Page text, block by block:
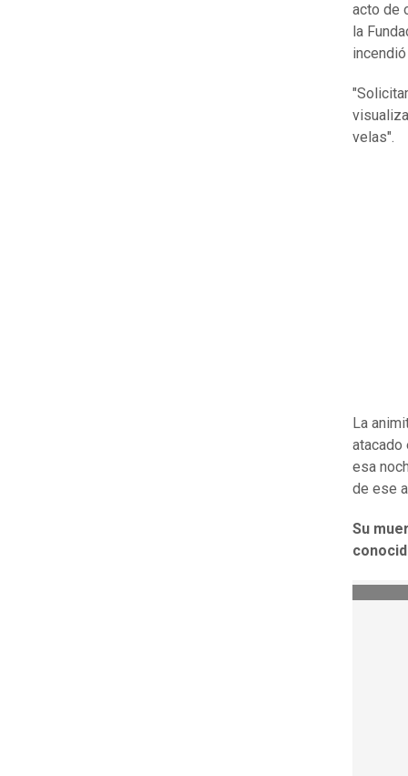
acto de
la
velas".
La
atacado
esa
de ese
Su